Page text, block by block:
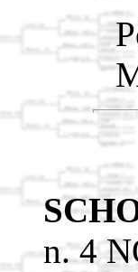
n. 4